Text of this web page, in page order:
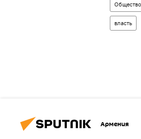
Общество
власть
Армения